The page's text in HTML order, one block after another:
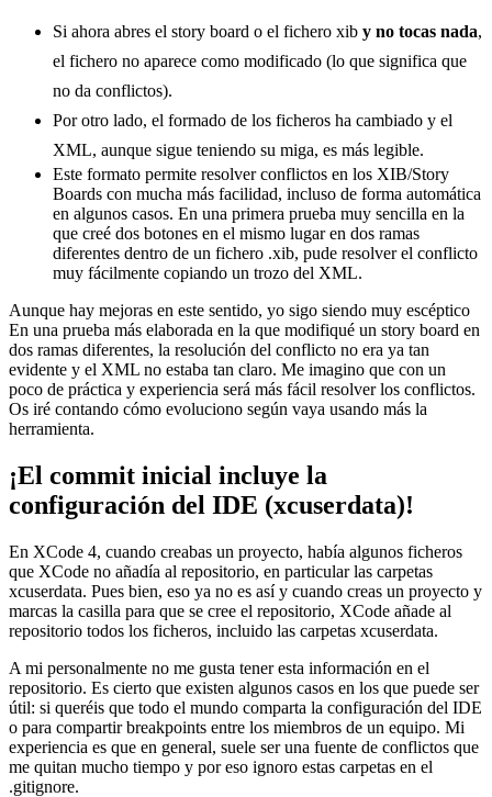
Si ahora abres el story board o el fichero xib y no tocas nada,
el fichero no aparece como modificado (lo que significa que
no da conflictos).
Por otro lado, el formado de los ficheros ha cambiado y el
XML, aunque sigue teniendo su miga, es más legible.
Este formato permite resolver conflictos en los XIB/Story
Boards con mucha más facilidad, incluso de forma automática
en algunos casos. En una primera prueba muy sencilla en la
que creé dos botones en el mismo lugar en dos ramas
diferentes dentro de un fichero .xib, pude resolver el conflicto
muy fácilmente copiando un trozo del XML.
Aunque hay mejoras en este sentido, yo sigo siendo muy escéptico
En una prueba más elaborada en la que modifiqué un story board en
dos ramas diferentes, la resolución del conflicto no era ya tan
evidente y el XML no estaba tan claro. Me imagino que con un
poco de práctica y experiencia será más fácil resolver los conflictos.
Os iré contando cómo evoluciono según vaya usando más la
herramienta.
¡El commit inicial incluye la
configuración del IDE (xcuserdata)!
En XCode 4, cuando creabas un proyecto, había algunos ficheros
que XCode no añadía al repositorio, en particular las carpetas
xcuserdata. Pues bien, eso ya no es así y cuando creas un proyecto y
marcas la casilla para que se cree el repositorio, XCode añade al
repositorio todos los ficheros, incluido las carpetas xcuserdata.
A mi personalmente no me gusta tener esta información en el
repositorio. Es cierto que existen algunos casos en los que puede ser
útil: si queréis que todo el mundo comparta la configuración del IDE
o para compartir breakpoints entre los miembros de un equipo. Mi
experiencia es que en general, suele ser una fuente de conflictos que
me quitan mucho tiempo y por eso ignoro estas carpetas en el
.gitignore.